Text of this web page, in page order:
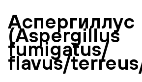
Аспергиллус
(Aspergillus
fumigatus/
flavus/